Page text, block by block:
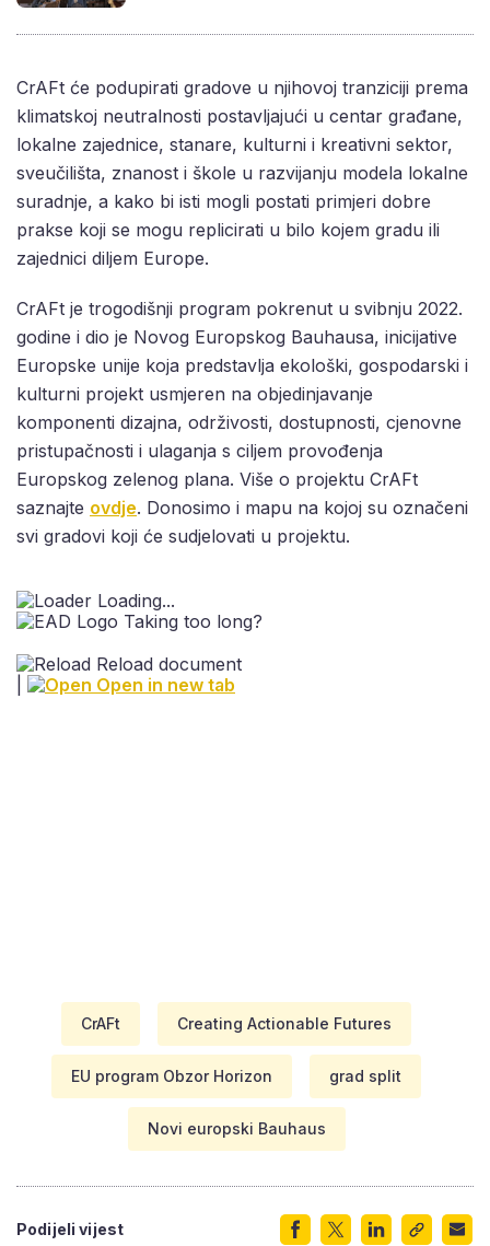
CrAFt će podupirati gradove u njihovoj tranziciji prema
klimatskoj neutralnosti postavljajući u centar građane,
lokalne zajednice, stanare, kulturni i kreativni sektor,
sveučilišta, znanost i škole u razvijanju modela lokalne
suradnje, a kako bi isti mogli postati primjeri dobre
prakse koji se mogu replicirati u bilo kojem gradu ili
zajednici diljem Europe.
CrAFt je trogodišnji program pokrenut u svibnju 2022.
godine i dio je Novog Europskog Bauhausa, inicijative
Europske unije koja predstavlja ekološki, gospodarski i
kulturni projekt usmjeren na objedinjavanje
komponenti dizajna, održivosti, dostupnosti, cjenovne
pristupačnosti i ulaganja s ciljem provođenja
Europskog zelenog plana. Više o projektu CrAFt
saznajte ovdje. Donosimo i mapu na kojoj su označeni
svi gradovi koji će sudjelovati u projektu.
Loading...
Taking too long?
Reload document
Open in new tab
CrAFt Creating Actionable Futures
EU program Obzor Horizon grad split
Novi europski Bauhaus
Podijeli vijest